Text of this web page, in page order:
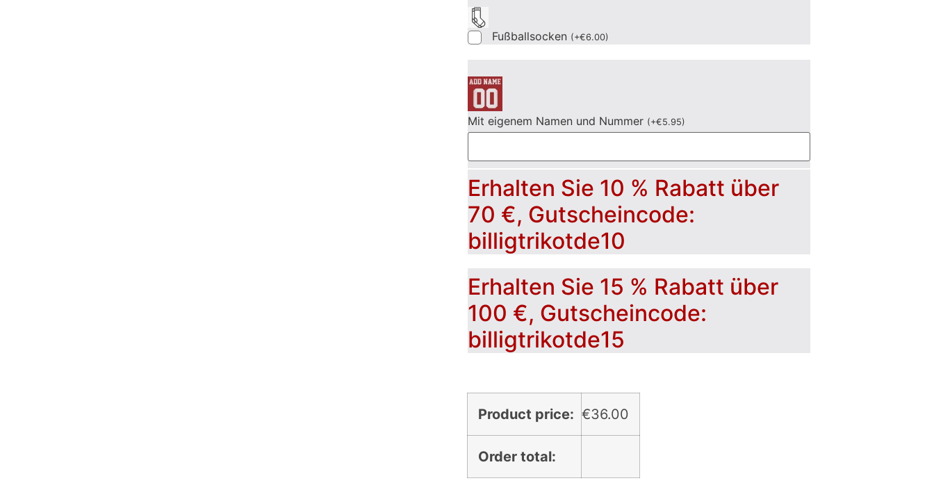
Fußballsocken (+€6.00)
Mit eigenem Namen und Nummer (+€5.95)
Erhalten Sie 10 % Rabatt über
70 €, Gutscheincode:
billigtrikotde10
Erhalten Sie 15 % Rabatt über
100 €, Gutscheincode:
billigtrikotde15
Product price: €36.00
Order total: